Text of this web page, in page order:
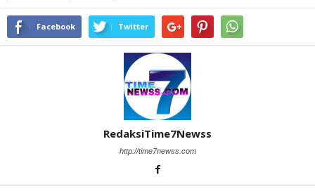
Facebook Twitter
RedaksiTime7Newss
http://time7newss.com